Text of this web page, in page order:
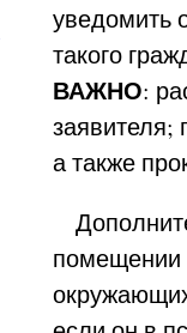
уведомить
такого
ВАЖНО:
заявителя;
а также
помещении